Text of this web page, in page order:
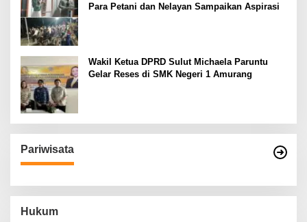
Para Petani dan Nelayan Sampaikan Aspirasi
Wakil Ketua DPRD Sulut Michaela Paruntu
Gelar Reses di SMK Negeri 1 Amurang
Pariwisata
Hukum